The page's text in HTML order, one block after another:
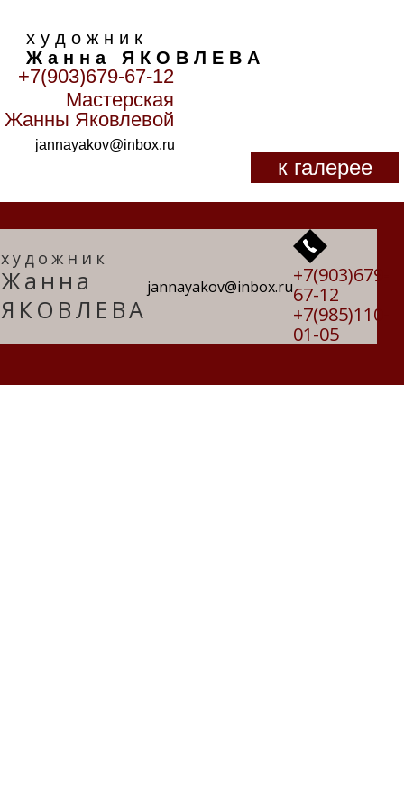
х у д о ж н и к
Ж а н н а Я К О В Л Е В А
+7(903)679-67-12
Мастерская
Жанны Яковлевой
jannayakov@inbox.ru
Главная>Пейзаж>
к галерее
художник
Жанна
ЯКОВЛЕВА
jannayakov@inbox.ru+7(903)679-
67-12
+7(985)110-
01-05